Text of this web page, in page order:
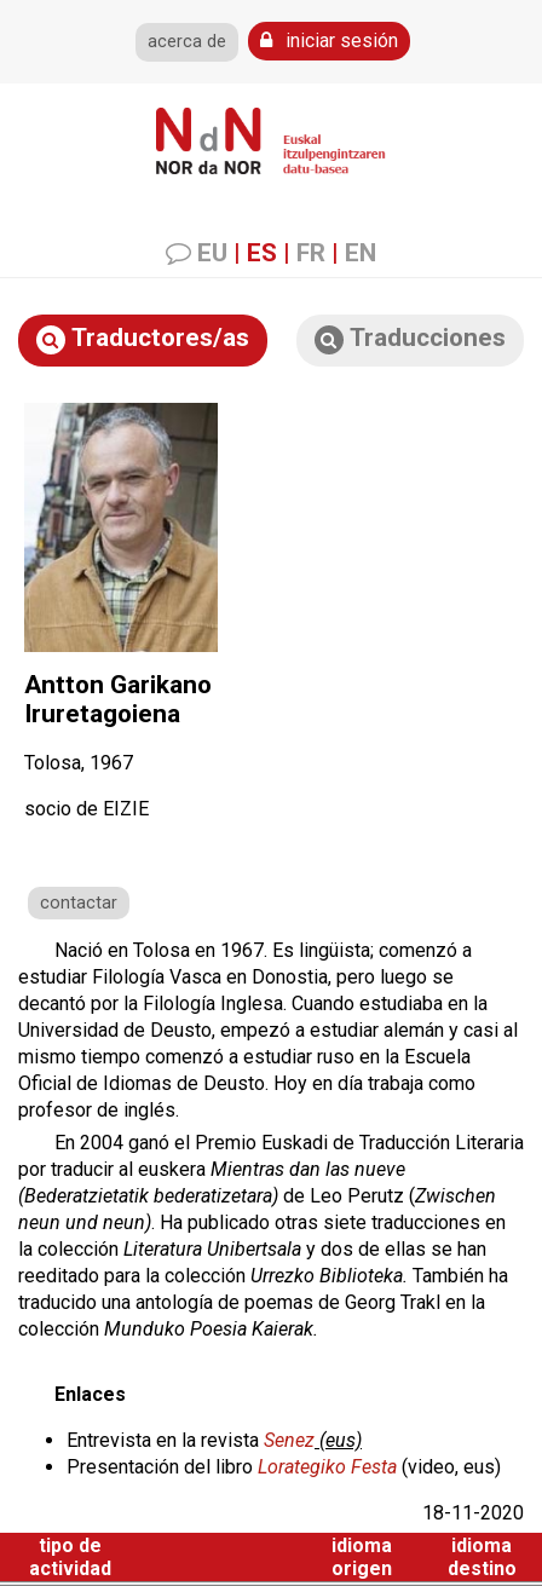
acerca de iniciar sesión
EU | ES | FR | EN
Traductores/as Traducciones
Antton Garikano
Iruretagoiena
Tolosa, 1967
socio de EIZIE
contactar
Nació en Tolosa en 1967. Es lingüista; comenzó a
estudiar Filología Vasca en Donostia, pero luego se
decantó por la Filología Inglesa. Cuando estudiaba en la
Universidad de Deusto, empezó a estudiar alemán y casi al
mismo tiempo comenzó a estudiar ruso en la Escuela
Oficial de Idiomas de Deusto. Hoy en día trabaja como
profesor de inglés.
En 2004 ganó el Premio Euskadi de Traducción Literaria
por traducir al euskera Mientras dan las nueve
(Bederatzietatik bederatizetara) de Leo Perutz (Zwischen
neun und neun). Ha publicado otras siete traducciones en
la colección Literatura Unibertsala y dos de ellas se han
reeditado para la colección Urrezko Biblioteka. También ha
traducido una antología de poemas de Georg Trakl en la
colección Munduko Poesia Kaierak.
Enlaces
Entrevista en la revista Senez (eus)
Presentación del libro Lorategiko Festa (video, eus)
18-11-2020
tipo de
actividad
idioma
origen
idioma
destino